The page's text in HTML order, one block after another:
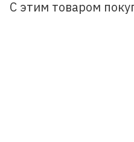
С этим товаром